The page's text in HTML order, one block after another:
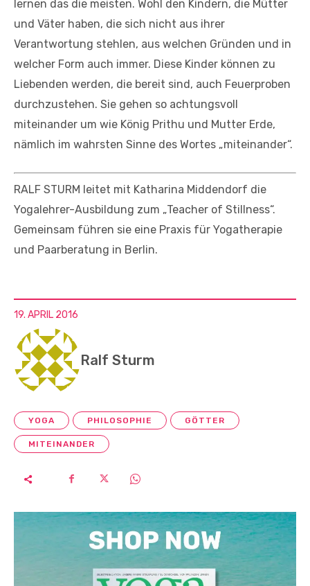
lernen das die meisten. Wohl den Kindern, die Mütter
und Väter haben, die sich nicht aus ihrer
Verantwortung stehlen, aus welchen Gründen und in
welcher Form auch immer. Diese Kinder können zu
Liebenden werden, die bereit sind, auch Feuerproben
durchzustehen. Sie gehen so achtungsvoll
miteinander um wie König Prithu und Mutter Erde,
nämlich im wahrsten Sinne des Wortes „miteinander“.
RALF STURM leitet mit Katharina Middendorf die
Yogalehrer-Ausbildung zum „Teacher of Stillness“.
Gemeinsam führen sie eine Praxis für Yogatherapie
und Paarberatung in Berlin.
19. APRIL 2016
Ralf Sturm
YOGA PHILOSOPHIE GÖTTER
MITEINANDER